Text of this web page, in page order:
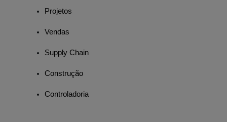
Projetos
Vendas
Supply Chain
Construção
Controladoria